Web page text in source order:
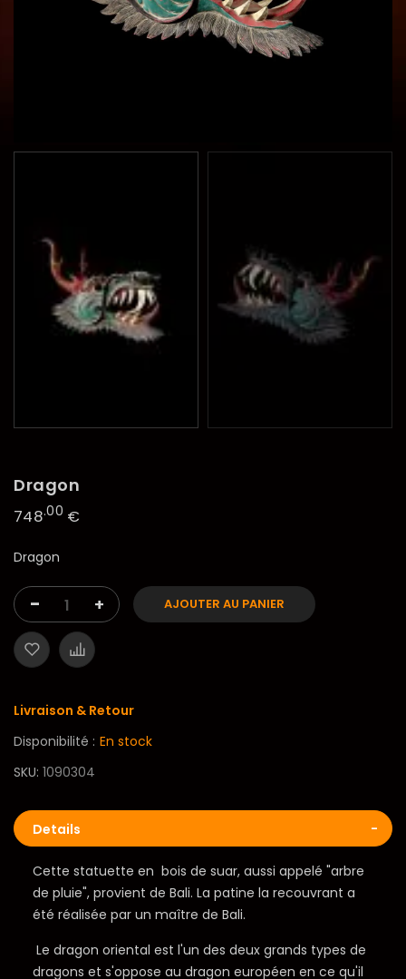
Dragon
748.00 €
Dragon
- + AJOUTER AU PANIER
Livraison & Retour
Disponibilité : En stock
SKU 1090304
Details
Cette statuette en bois de suar, aussi appelé "arbre
de pluie", provient de Bali. La patine la recouvrant a
été réalisée par un maître de Bali.
Le dragon oriental est l'un des deux grands types de
dragons et s'oppose au dragon européen en ce qu'il